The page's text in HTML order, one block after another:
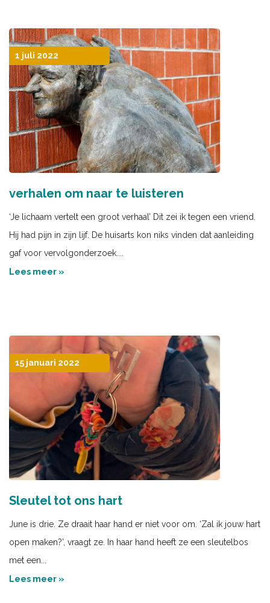
1 juli 2022
verhalen om naar te luisteren
‘Je lichaam vertelt een groot verhaal’ Dit zei ik tegen een vriend.
Hij had pijn in zijn lijf. De huisarts kon niks vinden dat aanleiding
gaf voor vervolgonderzoek....
Lees meer »
15 januari 2022
Sleutel tot ons hart
June is drie. Ze draait haar hand er niet voor om. ‘Zal ik jouw hart
open maken?’, vraagt ze. In haar hand heeft ze een sleutelbos
met een...
Lees meer »